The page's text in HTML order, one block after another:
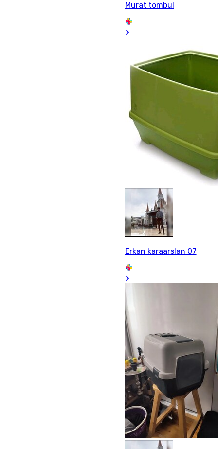
Murat tombul
Erkan karaarslan 07